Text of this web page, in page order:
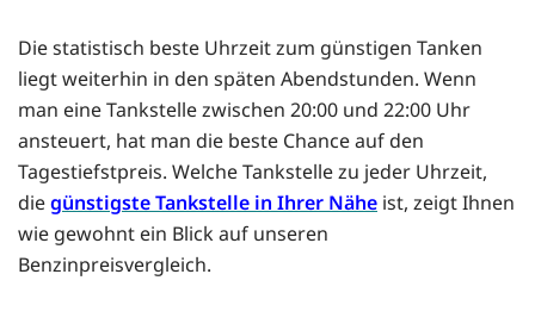
Die statistisch beste Uhrzeit zum günstigen Tanken
liegt weiterhin in den späten Abendstunden. Wenn
man eine Tankstelle zwischen 20:00 und 22:00 Uhr
ansteuert, hat man die beste Chance auf den
Tagestiefstpreis. Welche Tankstelle zu jeder Uhrzeit,
diegünstigste Tankstelle in Ihrer Nähe ist, zeigt Ihnen
wie gewohnt ein Blick auf unseren
Benzinpreisvergleich.